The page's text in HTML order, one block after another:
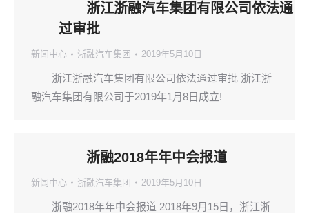
浙江浙融汽车集团有限公司依法通
过审批
新闻中心 浙融汽车集团 2019年5月10日
浙江浙融汽车集团有限公司依法通过审批 浙江浙
融汽车集团有限公司于2019年1月8日成立!
浙融2018年年中会报道
新闻中心 浙融汽车集团 2019年5月10日
浙融2018年年中会报道 2018年9月15日，浙江浙